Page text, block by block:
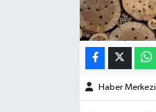
Haber Merkezi